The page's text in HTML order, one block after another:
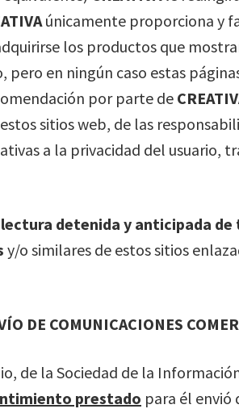
únicamente proporciona y
los productos que
en ningún caso estas
por parte de
sitios web, de las
a la privacidad del usuario,
lectura detenida y anticipada
y/o similares de estos sitios
DE COMUNICACIONES
de la Sociedad de la
prestado para él envió